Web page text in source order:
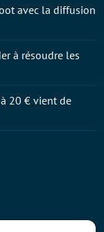
avec la diffusion
à résoudre les
20 € vient de